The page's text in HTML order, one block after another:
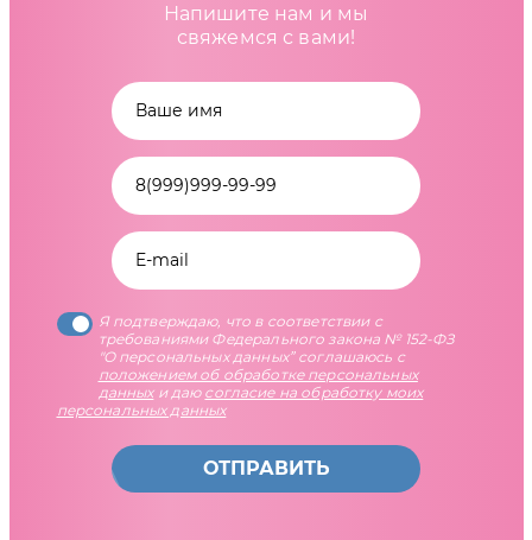
Напишите нам и мы
свяжемся с вами!
Я подтверждаю, что в соответствии с
требованиями Федерального закона № 152-ФЗ
"О персональных данных” соглашаюсь с
положением об обработке персональных
данныхи даю согласие на обработку моих
персональных данных
ОТПРАВИТЬ